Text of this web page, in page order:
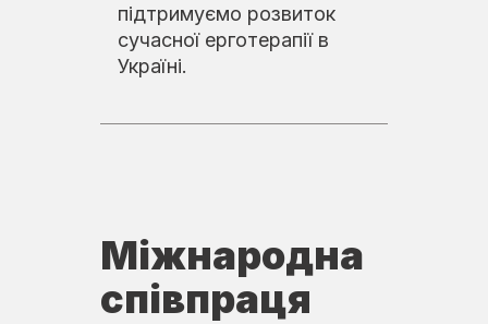
підтримуємо розвиток
сучасної ерготерапії в
Україні.
Міжнародна
співпраця